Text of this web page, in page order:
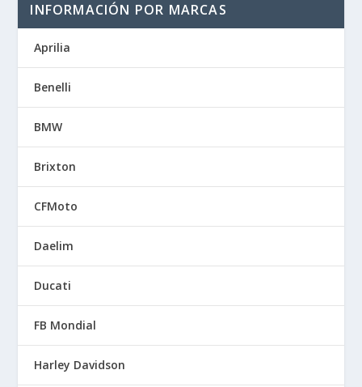
INFORMACIÓN POR MARCAS
Aprilia
Benelli
BMW
Brixton
CFMoto
Daelim
Ducati
FB Mondial
Harley Davidson